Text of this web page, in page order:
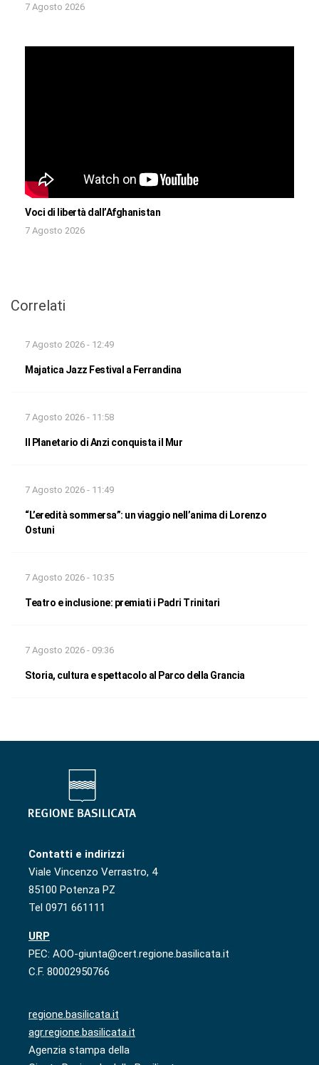
7 Agosto 2026
Voci di libertà dall’Afghanistan
7 Agosto 2026
Correlati
7 Agosto 2026 - 12:49
Majatica Jazz Festival a Ferrandina
7 Agosto 2026 - 11:58
Il Planetario di Anzi conquista il Mur
7 Agosto 2026 - 11:49
“L’eredità sommersa”: un viaggio nell’anima di Lorenzo
Ostuni
7 Agosto 2026 - 10:35
Teatro e inclusione: premiati i Padri Trinitari
7 Agosto 2026 - 09:36
Storia, cultura e spettacolo al Parco della Grancia
Contatti e indirizzi
Viale Vincenzo Verrastro, 4
85100 Potenza PZ
Tel 0971 661111
URP
PEC: AOO-giunta@cert.regione.basilicata.it
C.F. 80002950766
regione.basilicata.it
agr.regione.basilicata.it
Agenzia stampa della